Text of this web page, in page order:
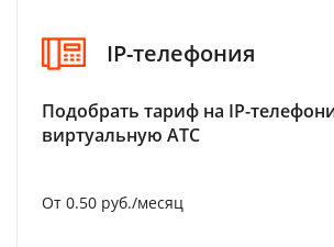
IP-телефония
Подобрать тариф на IP-
виртуальную АТС
От 0.50 руб./месяц